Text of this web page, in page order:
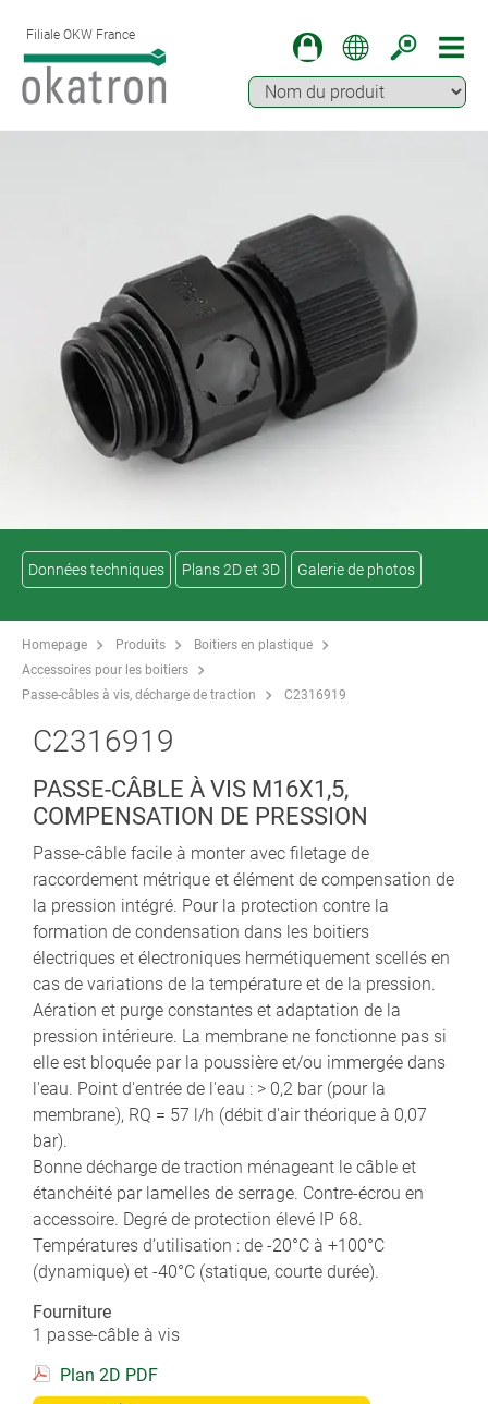
Filiale OKW France
Données techniques Plans 2D et 3D Galerie de photos
Homepage Produits
Boitiers en plastique
Accessoires pour les boitiers
Passe-câbles à vis, décharge de traction
C2316919
C2316919
PASSE-CÂBLE À VIS M16X1,5,
COMPENSATION DE PRESSION
Passe-câble facile à monter avec filetage de
raccordement métrique et élément de compensation de
la pression intégré. Pour la protection contre la
formation de condensation dans les boitiers
électriques et électroniques hermétiquement scellés en
cas de variations de la température et de la pression.
Aération et purge constantes et adaptation de la
pression intérieure. La membrane ne fonctionne pas si
elle est bloquée par la poussière et/ou immergée dans
l'eau. Point d'entrée de l'eau : > 0,2 bar (pour la
membrane), RQ = 57 l/h (débit d'air théorique à 0,07
bar).
Bonne décharge de traction ménageant le câble et
étanchéité par lamelles de serrage. Contre-écrou en
accessoire. Degré de protection élevé IP 68.
Températures d’utilisation : de -20°C à +100°C
(dynamique) et -40°C (statique, courte durée).
Fourniture
1 passe-câble à vis
Plan 2D PDF